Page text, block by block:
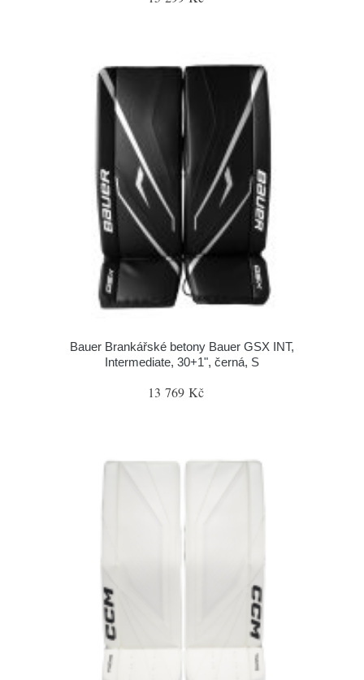
Bauer Brankářské betony Bauer GSX INT,
Intermediate, 30+1", černá, S
13 769 Kč